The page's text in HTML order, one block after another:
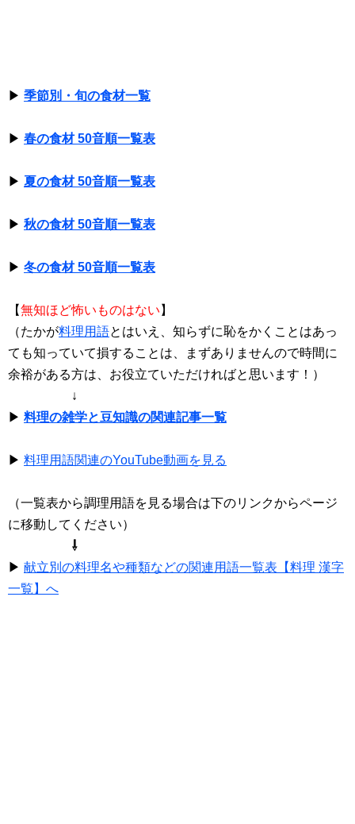
▶ 季節別・旬の食材一覧
▶ 春の食材 50音順一覧表
▶ 夏の食材 50音順一覧表
▶ 秋の食材 50音順一覧表
▶ 冬の食材 50音順一覧表
【無知ほど怖いものはない 】
（たかが料理用語とはいえ、知らずに恥をかくことはあっ
ても知っていて損することは、まずありませんので時間に
余裕がある方は、お役立ていただければと思います！）
↓
▶ 料理の雑学と豆知識の関連記事一覧
▶ 料理用語関連のYouTube動画を見る
（一覧表から調理用語を見る場合は下のリンクからページ
に移動してください）
⇩
▶ 献立別の料理名や種類などの関連用語一覧表【料理 漢字
一覧】へ